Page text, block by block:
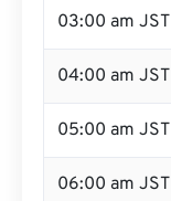
03:00 am JST
04:00 am JST
05:00 am JST
06:00 am JST